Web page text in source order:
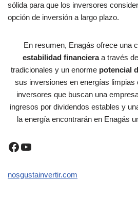
sólida para que los inversores
opción de inversión a largo plazo.
En resumen, Enagás ofrece una
estabilidad financieraa través
tradicionales y un enorme potencial
sus inversiones en energías limpias
inversores que buscan una
ingresos por dividendos estables y
la energía encontrarán en Enagás
nosgustainvertir.com